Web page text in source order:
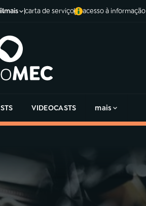
mais carta de serviço acesso à informação
VIDEOCASTS mais